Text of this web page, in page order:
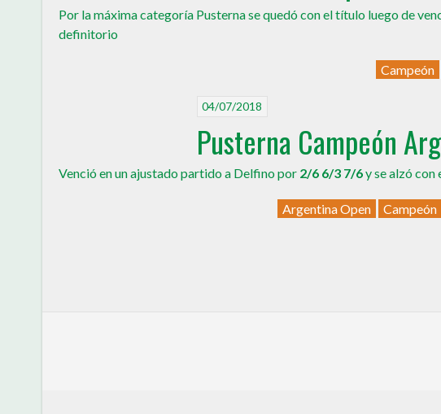
Por la máxima categoría Pusterna se quedó con el título luego de
definitorio
Campeón
04/07/2018
Pusterna Campeón
Venció en un ajustado partido a Delfino por 2/6 6/3 7/6y se alzó con
Argentina Open Campeón